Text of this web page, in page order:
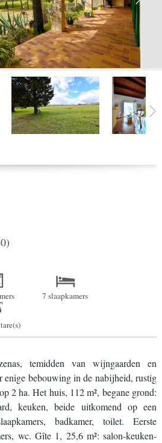
7 slaapkamers
temidden van wijngaarden en
enige bebouwing in de nabijheid, rustig
2 ha. Het huis, 112 m², begane grond:
keuken, beide uitkomend op een
badkamer, toilet. Eerste
wc. Gîte 1, 25,6 m²: salon-keuken-